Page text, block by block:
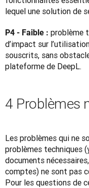
lequel une solution de
P4 - Faible : problème
d’impact sur
souscrits, sans
plateforme de DeepL.
4 Problèmes
Les problèmes qui ne
problèmes techniques
documents
comptes) ne sont pas
Pour les questions de